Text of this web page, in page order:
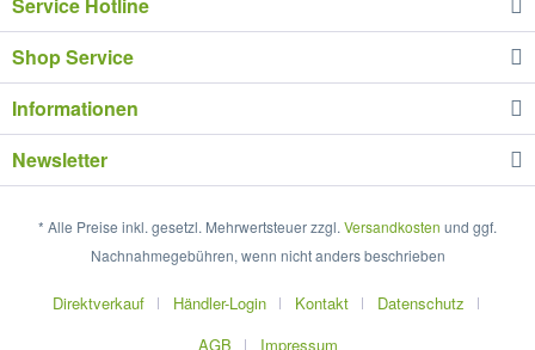
Service Hotline
Shop Service
Informationen
Newsletter
* Alle Preise inkl. gesetzl. Mehrwertsteuer zzgl. Versandkosten und ggf.
Nachnahmegebühren, wenn nicht anders beschrieben
Direktverkauf Händler-Login Kontakt
Datenschutz
AGB
Impressum